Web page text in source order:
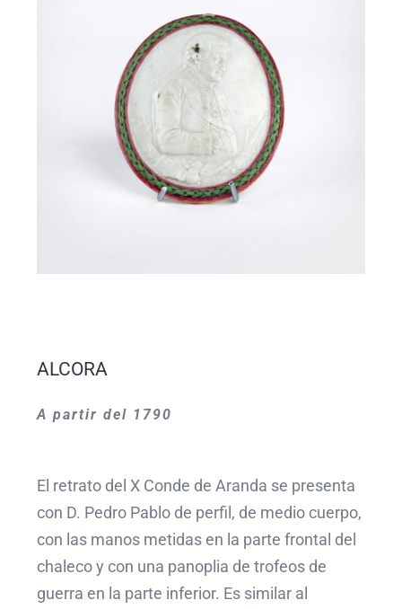
ALCORA
A partir del 1790
El retrato del X Conde de Aranda se presenta
con D. Pedro Pablo de perfil, de medio cuerpo,
con las manos metidas en la parte frontal del
chaleco y con una panoplia de trofeos de
guerra en la parte inferior. Es similar al